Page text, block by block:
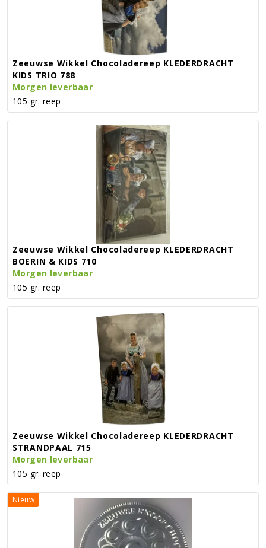
Zeeuwse Wikkel Chocoladereep KLEDERDRACHT
KIDS TRIO 788
Morgen leverbaar
105 gr. reep
Zeeuwse Wikkel Chocoladereep KLEDERDRACHT
BOERIN & KIDS 710
Morgen leverbaar
105 gr. reep
Zeeuwse Wikkel Chocoladereep KLEDERDRACHT
STRANDPAAL 715
Morgen leverbaar
105 gr. reep
Nieuw